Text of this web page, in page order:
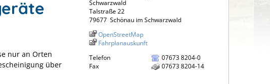
nur an Orten
über
Schwarzwald
Talstraße 22
79677 Schönau im Schwarzwald
OpenStreetMap
Fahrplanauskunft
Telefon
07673 8204-0
Fax
07673 8204-14